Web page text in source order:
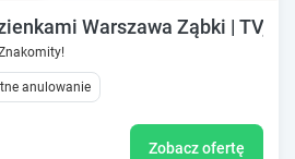
Warszawa Ząbki | TV,
anulowanie
Zobacz ofertę